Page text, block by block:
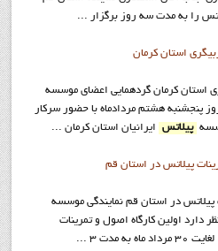
را به مدت سه روز برگزار ...
استان کرمان
استان کرمان گردهمایی اعضای موسسه
پنجشنبه هشتم مردادماه با حضور سرکار
پیلاتس
ایرانیان استان کرمان ...
پيلاتس در استان قم
پيلاتس در استان قم نمایندگی موسسه
دارد اولین کارگاه اصول و تمرینات